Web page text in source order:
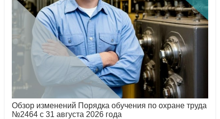
Обзор изменений Порядка обучения по охране труда
№2464 с 31 августа 2026 года